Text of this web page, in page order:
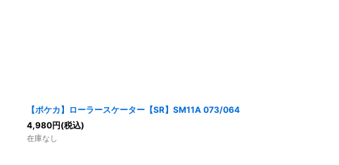
【ポケカ】ローラースケーター【SR】SM11A 073/064
4,980円(税込)
在庫なし